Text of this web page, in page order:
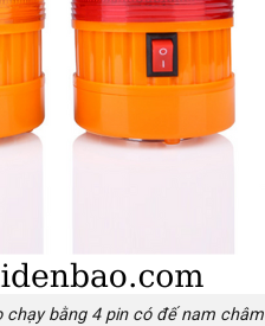
chạy bằng 4 pin có đế nam châm